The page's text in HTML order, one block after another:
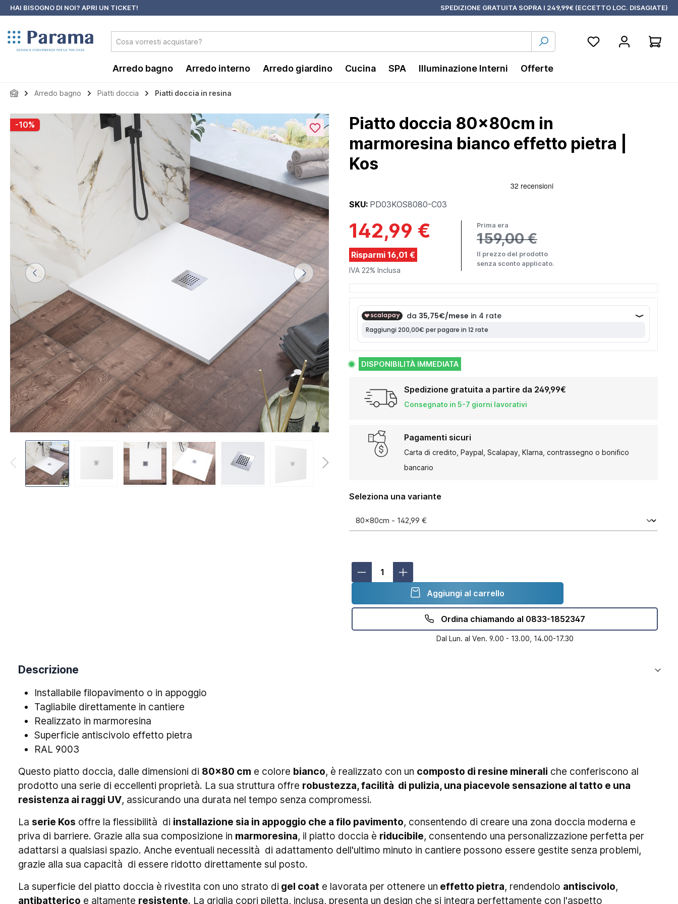
Passa alla navigazione principale
HAI BISOGNO DI NOI? APRI UN TICKET! SPEDIZIONE GRATUITA SOPRA I 249,99€ (ECCETTO LOC. DISAGIATE)
Arredo bagno Arredo interno Arredo giardino Cucina SPA Illuminazione Interni Offerte
Arredo bagno Piatti doccia Piatti doccia in resina
Salta la galleria di immagini
-10%
Piatto doccia 80x80cm in
marmoresina bianco effetto pietra |
Kos
SKU: PD03KOS8080-C03
142,99 €
Risparmi 16,01 €
Prima era
159,00 €
Il prezzo del prodotto
senza sconto applicato.
IVA 22% Inclusa
DISPONIBILITÀ IMMEDIATA
Spedizione gratuita a partire da 249,99€
Consegnato in 5-7 giorni lavorativi
Pagamenti sicuri
Carta di credito, Paypal, Scalapay, Klarna, contrassegno o bonifico
bancario
Seleziona una variante
Aggiungi al carrello
Ordina chiamando al 0833-1852347
Dal Lun. al Ven. 9.00 - 13.00, 14.00-17.30
Descrizione
Installabile filopavimento o in appoggio
Tagliabile direttamente in cantiere
Realizzato in marmoresina
Superficie antiscivolo effetto pietra
RAL 9003
Questo piatto doccia, dalle dimensioni di 80x80 cm e colore bianco, è realizzato con un composto di resine minerali che conferiscono al
prodotto una serie di eccellenti proprietà. La sua struttura offre robustezza, facilità di pulizia, una piacevole sensazione al tatto e una
resistenza ai raggi UV, assicurando una durata nel tempo senza compromessi.
La serie Kos offre la flessibilità di installazione sia in appoggio che a filo pavimento, consentendo di creare una zona doccia moderna e
priva di barriere. Grazie alla sua composizione in marmoresina, il piatto doccia è riducibile, consentendo una personalizzazione perfetta per
adattarsi a qualsiasi spazio. Anche eventuali necessità di adattamento dell'ultimo minuto in cantiere possono essere gestite senza problemi,
grazie alla sua capacità di essere ridotto direttamente sul posto.
La superficie del piatto doccia è rivestita con uno strato di gel coat e lavorata per ottenere un effetto pietra, rendendolo antiscivolo,
antibatterico e altamente resistente. La griglia copri piletta, inclusa, presenta un design che si integra perfettamente con l'aspetto